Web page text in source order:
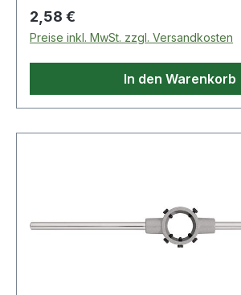
Regulärer Preis:
2,58 €
Preise inkl. MwSt. zzgl. Versandkosten
In den Warenkorb